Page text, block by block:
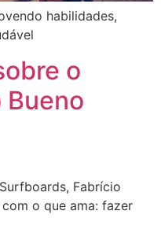
habilidades,
o
Fabrício
o que ama: fazer